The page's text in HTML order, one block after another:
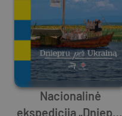
Nacionalinė
ekspedicija „Dniepru